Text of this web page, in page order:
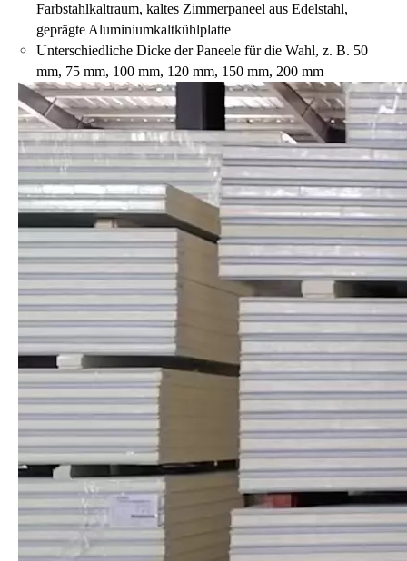
Farbstahlkaltraum, kaltes Zimmerpaneel aus Edelstahl,
geprägte Aluminiumkaltkühlplatte
Unterschiedliche Dicke der Paneele für die Wahl, z. B. 50
mm, 75 mm, 100 mm, 120 mm, 150 mm, 200 mm